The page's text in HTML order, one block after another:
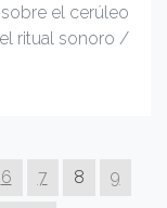
el cerúleo
ritual sonoro /
6 7 8 9